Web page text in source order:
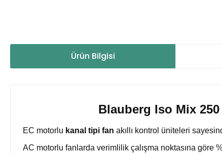
Ürün Bilgisi
Blauberg Iso Mix
EC motorlu kanal tipi fan akıllı kontrol üniteleri
AC motorlu fanlarda verimlilik çalışma noktasına göre